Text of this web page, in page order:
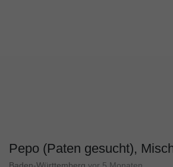
Pepo (Paten gesucht),